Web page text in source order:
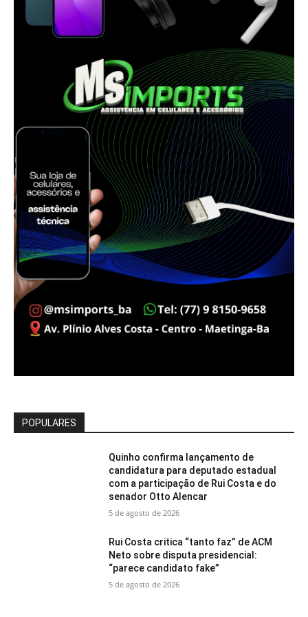
POPULARES
Quinho confirma lançamento de
candidatura para deputado estadual
com a participação de Rui Costa e do
senador Otto Alencar
5 de agosto de 2026
Rui Costa critica “tanto faz” de ACM
Neto sobre disputa presidencial:
“parece candidato fake”
5 de agosto de 2026